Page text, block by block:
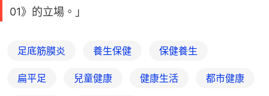
01》的立場。」
足底筋膜炎 養生保健 保健養生
扁平足 兒童健康 健康生活 都市健康